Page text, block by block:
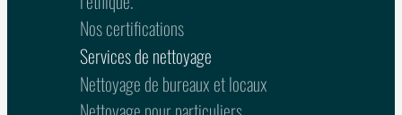
Nos certifications
Services de nettoyage
Nettoyage de bureaux et locaux